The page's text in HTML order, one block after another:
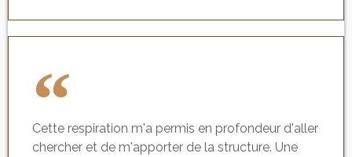
Cette respiration m'a permis en profondeur d'aller
chercher et de m'apporter de la structure. Une